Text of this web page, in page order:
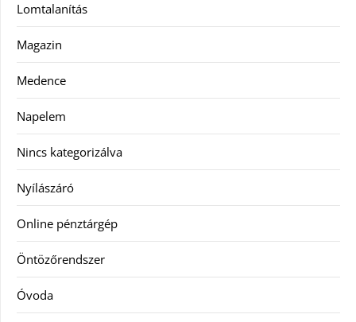
Lomtalanítás
Magazin
Medence
Napelem
Nincs kategorizálva
Nyílászáró
Online pénztárgép
Öntözőrendszer
Óvoda